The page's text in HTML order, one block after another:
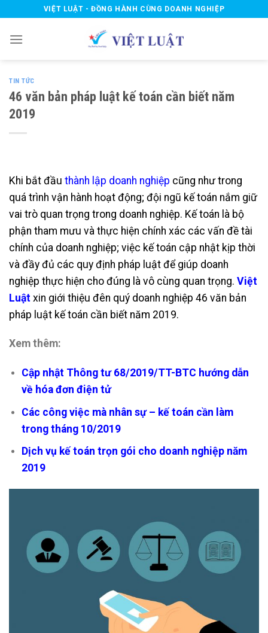
to
content
VIỆT LUẬT - ĐỒNG HÀNH CÙNG DOANH NGHIỆP
TIN TỨC
46 văn bản pháp luật kế toán cần biết năm
2019
Khi bắt đầu thành lập doanh nghiệp cũng như trong
quá trình vận hành hoạt động; đội ngũ kế toán nắm giữ
vai trò quan trọng trong doanh nghiệp. Kế toán là bộ
phận tham mưu và thực hiện chính xác các vấn đề tài
chính của doanh nghiệp; việc kế toán cập nhật kịp thời
và đầy đủ các quy định pháp luật để giúp doanh
nghiệp thực hiện cho đúng là vô cùng quan trọng. Việt
Luật xin giới thiệu đên quý doanh nghiệp 46 văn bản
pháp luật kế toán cần biết năm 2019.
Xem thêm:
Cập nhật Thông tư 68/2019/TT-BTC hướng dẫn
về hóa đơn điện tử
Các công việc mà nhân sự – kế toán cần làm
trong tháng 10/2019
Dịch vụ kế toán trọn gói cho doanh nghiệp năm
2019